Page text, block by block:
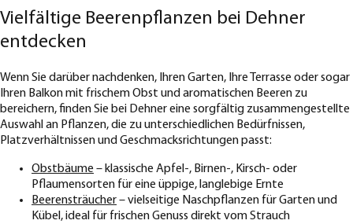
Vielfältige Beerenpflanzen bei Dehner
entdecken
Wenn Sie darüber nachdenken, Ihren Garten, Ihre Terrasse oder sogar
Ihren Balkon mit frischem Obst und aromatischen Beeren zu
bereichern, finden Sie bei Dehner eine sorgfältig zusammengestellte
Auswahl an Pflanzen, die zu unterschiedlichen Bedürfnissen,
Platzverhältnissen und Geschmacksrichtungen passt:
Obstbäume – klassische Apfel-, Birnen-, Kirsch- oder
Pflaumensorten für eine üppige, langlebige Ernte
Beerensträucher– vielseitige Naschpflanzen für Garten und
Kübel, ideal für frischen Genuss direkt vom Strauch